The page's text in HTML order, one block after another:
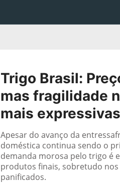
Trigo Brasil:
mas fragilidade
mais expressivas
Apesar do avanço da
doméstica continua sendo o
demanda morosa pelo trigo é
produtos finais, sobretudo
panificados.